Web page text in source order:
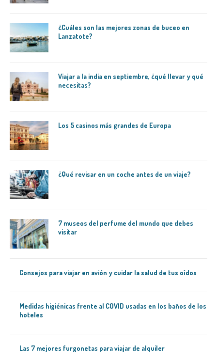
¿Cuáles son las mejores zonas de buceo en
Lanzatote?
Viajar a la india en septiembre, ¿qué llevar y qué
necesitas?
Los 5 casinos más grandes de Europa
¿Qué revisar en un coche antes de un viaje?
7 museos del perfume del mundo que debes
visitar
Consejos para viajar en avión y cuidar la salud de tus oídos
Medidas higiénicas frente al COVID usadas en los baños de los
hoteles
Las 7 mejores furgonetas para viajar de alquiler